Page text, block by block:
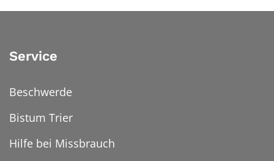
Service
Beschwerde
Bistum Trier
Hilfe bei Missbrauch